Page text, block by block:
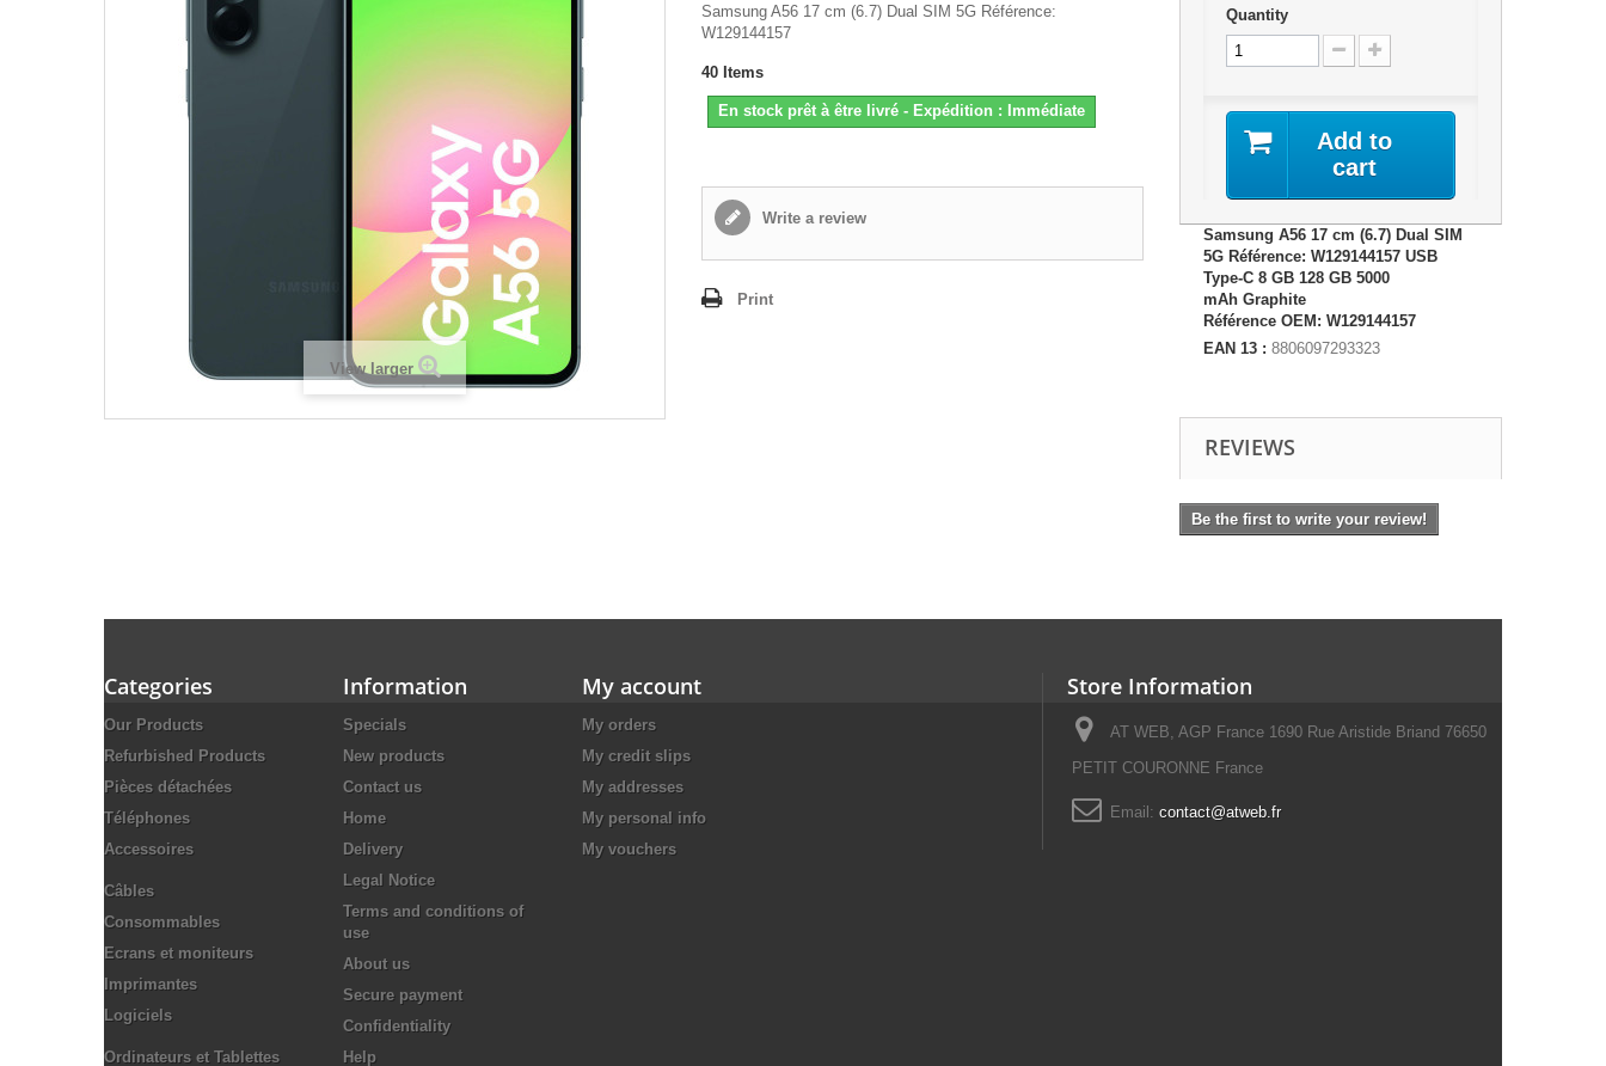
View larger
Samsung A56 17 cm (6.7) Dual SIM 5G Référence:
W129144157
40 Items
En stock prêt à être livré - Expédition : Immédiate
Write a review
Print
Quantity
Add to
cart
Samsung A56 17 cm (6.7) Dual SIM
5G Référence: W129144157 USB
Type-C 8 GB 128 GB 5000
mAh Graphite
Référence OEM: W129144157
EAN 13 : 8806097293323
REVIEWS
Be the first to write your review!
Categories
Our Products
Refurbished Products
Pièces détachées
Téléphones
Accessoires
Câbles
Consommables
Ecrans et moniteurs
Imprimantes
Logiciels
Ordinateurs et Tablettes
Information
Specials
New products
Contact us
Home
Delivery
Legal Notice
Terms and conditions of
use
About us
Secure payment
Confidentiality
Help
My account
My orders
My credit slips
My addresses
My personal info
My vouchers
Store Information
AT WEB, AGP France 1690 Rue Aristide Briand 76650
PETIT COURONNE France
Email: contact@atweb.fr